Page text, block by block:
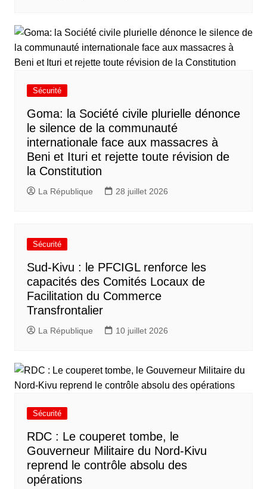
Sécurité
Goma: la Société civile plurielle dénonce
le silence de la communauté
internationale face aux massacres à
Beni et Ituri et rejette toute révision de
la Constitution
La République 28 juillet 2026
Sécurité
Sud-Kivu : le PFCIGL renforce les
capacités des Comités Locaux de
Facilitation du Commerce
Transfrontalier
La République 10 juillet 2026
Sécurité
RDC : Le couperet tombe, le
Gouverneur Militaire du Nord-Kivu
reprend le contrôle absolu des
opérations